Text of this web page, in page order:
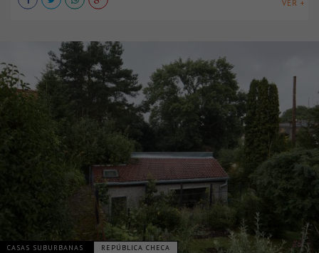
VER +
CASAS SUBURBANAS REPÚBLICA CHECA